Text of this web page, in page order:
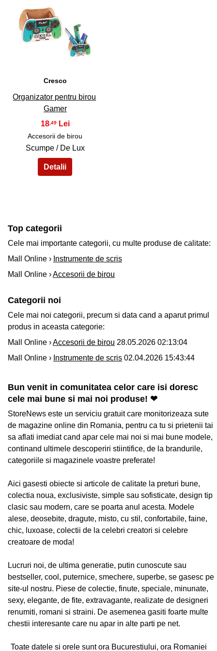
45
Cresco
Organizator pentru birou
Gamer
18 ,49
Accesorii de birou
Scumpe / De Lux
Top categorii
Cele mai importante categorii, cu multe produse de calitate:
Mall Online › Instrumente de scris
Mall Online ›Accesorii de birou
Categorii noi
Cele mai noi categorii, precum si data cand a aparut primul
produs in aceasta categorie:
Mall Online ›Accesorii de birou 28.05.2026 02:13:04
Mall Online › Instrumente de scris 02.04.2026 15:43:44
Bun venit in comunitatea celor care isi doresc
cele mai bune si mai noi produse! ❤
StoreNews este un serviciu gratuit care monitorizeaza sute
de magazine online din Romania, pentru ca tu si prietenii tai
sa aflati imediat cand apar cele mai noi si mai bune modele,
continand ultimele descoperiri stiintifice, de la brandurile,
categoriile si magazinele voastre preferate!
Aici gasesti obiecte si articole de calitate la preturi bune,
colectia noua, exclusiviste, simple sau sofisticate, design tip
clasic sau modern, care se poarta anul acesta. Modele
alese, deosebite, dragute, misto, cu stil, confortabile, faine,
chic, luxoase, colectii de la celebri creatori si celebre
creatoare de moda!
Lucruri noi, de ultima generatie, putin cunoscute sau
bestseller, cool, puternice, smechere, superbe, se gasesc pe
site-ul nostru. Piese de colectie, finute, speciale, minunate,
sexy, elegante, de fite, extravagante, realizate de designeri
renumiti, romani si straini. De asemenea gasiti foarte multe
chestii interesante care nu apar in alte parti pe net.
Toate datele si orele sunt ora Bucurestiului, ora Romaniei